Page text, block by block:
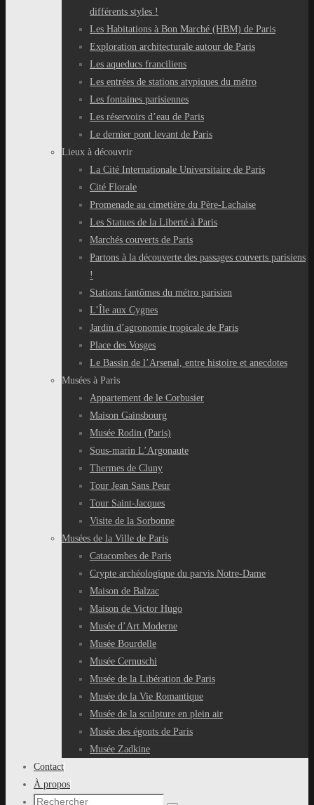
différents styles !
Les Habitations à Bon Marché (HBM) de Paris
Exploration architecturale autour de Paris
Les aqueducs franciliens
Les entrées de stations atypiques du métro
Les fontaines parisiennes
Les réservoirs d’eau de Paris
Le dernier pont levant de Paris
Lieux à découvrir
La Cité Internationale Universitaire de Paris
Cité Florale
Promenade au cimetière du Père-Lachaise
Les Statues de la Liberté à Paris
Marchés couverts de Paris
Partons à la découverte des passages couverts parisiens
!
Stations fantômes du métro parisien
L’Île aux Cygnes
Jardin d’agronomie tropicale de Paris
Place des Vosges
Le Bassin de l’Arsenal, entre histoire et anecdotes
Musées à Paris
Appartement de le Corbusier
Maison Gainsbourg
Musée Rodin (Paris)
Sous-marin L’Argonaute
Thermes de Cluny
Tour Jean Sans Peur
Tour Saint-Jacques
Visite de la Sorbonne
Musées de la Ville de Paris
Catacombes de Paris
Crypte archéologique du parvis Notre-Dame
Maison de Balzac
Maison de Victor Hugo
Musée d’Art Moderne
Musée Bourdelle
Musée Cernuschi
Musée de la Libération de Paris
Musée de la Vie Romantique
Musée de la sculpture en plein air
Musée des égouts de Paris
Musée Zadkine
Contact
À propos
Recherche